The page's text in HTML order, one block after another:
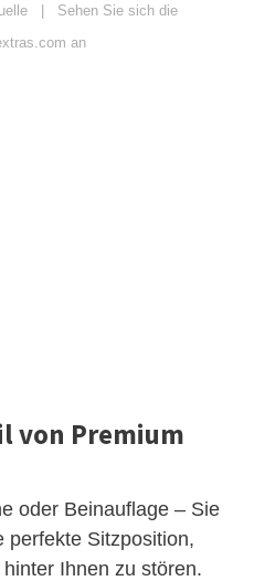
| Sehen Sie sich die
an
von Premium
oder Beinauflage – Sie
perfekte Sitzposition,
Ihnen zu stören.